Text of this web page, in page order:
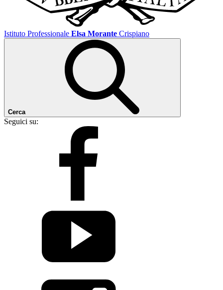
Istituto Professionale Elsa Morante Crispiano
Cerca
Seguici su: